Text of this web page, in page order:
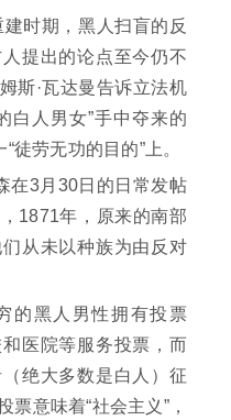
时期，黑人扫盲的反
提出的论点至今仍不
斯·瓦达曼告诉立法机
白人男女”手中夺来的
徒劳无功的目的”上。
在3月30日的日常发帖
1871年，原来的南部
从未以种族为由反对
的黑人男性拥有投票
医院等服务投票，而
绝大多数是白人）征
意味着“社会主义”，